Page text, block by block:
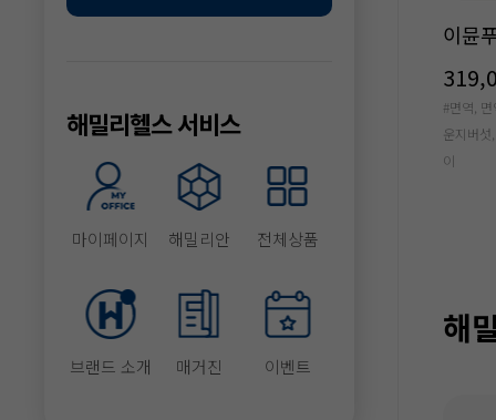
해밀리헬스 서비스
마이페이지 해밀리안 전체상품
브랜드 소개 매거진 이벤트
온가족,활력,건강
커큐민,근력,프로틴,단백질,근력&프로틴
맥스,프로틴맥스
플러
#혈당,
튜머릭,
해